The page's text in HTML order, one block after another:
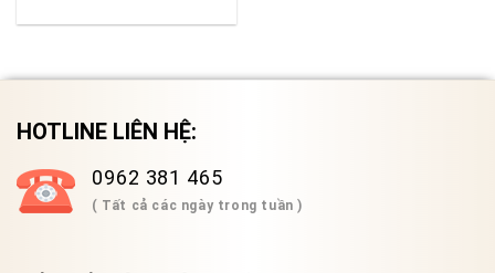
HOTLINE LIÊN HỆ:
0962 381 465
( Tất cả các ngày trong tuần )